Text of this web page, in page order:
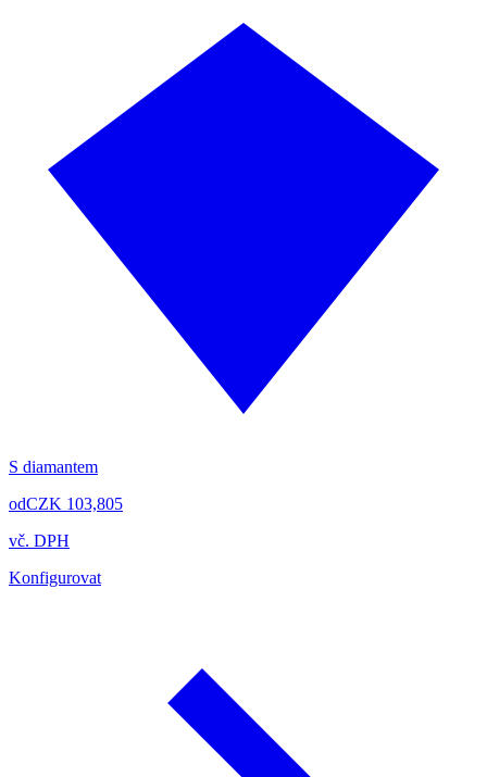
S diamantem
odCZK 103,805
vč. DPH
Konfigurovat